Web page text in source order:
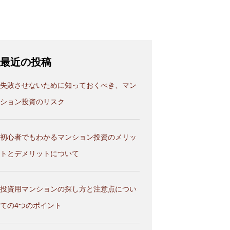
最近の投稿
失敗させないために知っておくべき、マン
ション投資のリスク
初心者でもわかるマンション投資のメリッ
トとデメリットについて
投資用マンションの探し方と注意点につい
ての4つのポイント